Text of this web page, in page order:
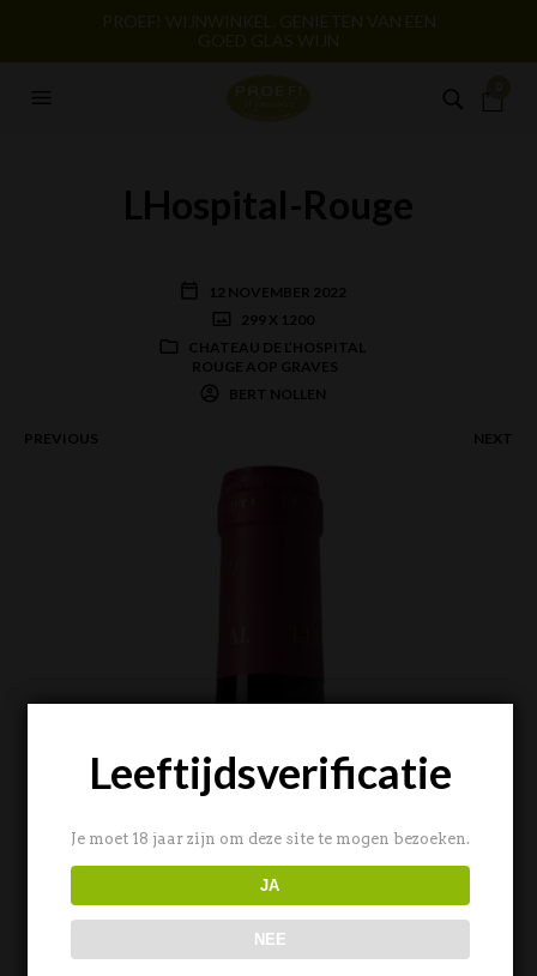
PROEF! WIJNWINKEL. GENIETEN VAN EEN
GOED GLAS WIJN
LHospital-Rouge
12 NOVEMBER 2022
299 X 1200
CHATEAU DE L’HOSPITAL
ROUGE AOP GRAVES
BERT NOLLEN
PREVIOUS NEXT
Leeftijdsverificatie
Je moet 18 jaar zijn om deze site te mogen bezoeken.
JA
NEE